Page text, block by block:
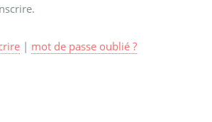
| mot de passe oublié ?